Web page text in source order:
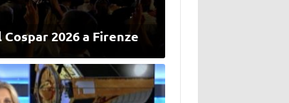
2026 a Firenze